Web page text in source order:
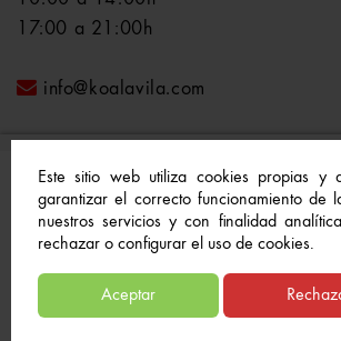
Este sitio web utiliza cookies propias y
garantizar el correcto funcionamiento de
nuestros servicios y con finalidad
rechazar o configurar el uso de cookies.
Aceptar
17:00 a 21:00h
info@koalavila.com
© 2021-2022 Koala Vila™. Todos